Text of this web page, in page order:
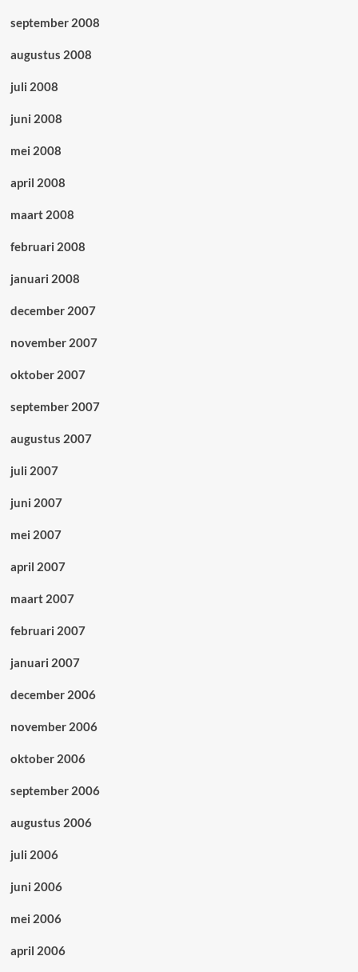
september 2008
augustus 2008
juli 2008
juni 2008
mei 2008
april 2008
maart 2008
februari 2008
januari 2008
december 2007
november 2007
oktober 2007
september 2007
augustus 2007
juli 2007
juni 2007
mei 2007
april 2007
maart 2007
februari 2007
januari 2007
december 2006
november 2006
oktober 2006
september 2006
augustus 2006
juli 2006
juni 2006
mei 2006
april 2006